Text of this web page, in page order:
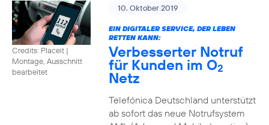
Credits: Placeit |
Montage, Ausschnitt
bearbeitet
10. Oktober 2019
EIN DIGITALER SERVICE, DER LEBEN
RETTEN KANN:
Verbesserter Notruf
für Kunden im O2
Netz
Telefónica Deutschland unterstützt
ab sofort das neue Notrufsystem